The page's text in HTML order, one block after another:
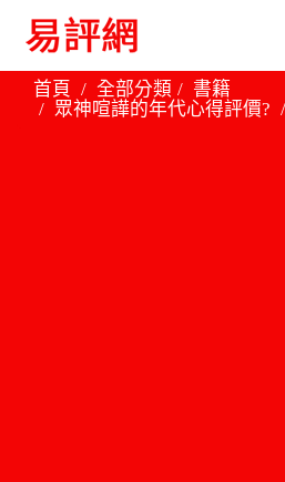
首頁 全部分類
書籍
眾神喧譁的年代心得評價?